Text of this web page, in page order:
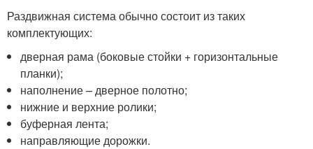
Раздвижная система обычно состоит из таких
комплектующих:
дверная рама (боковые стойки + горизонтальные
планки);
наполнение – дверное полотно;
нижние и верхние ролики;
буферная лента;
направляющие дорожки.